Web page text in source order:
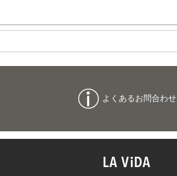
よくあるお問合わせ